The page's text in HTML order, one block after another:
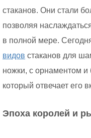
стаканов. Они стали
позволяя
в полной мере.
видов стаканов для
ножки, с орнаментом и
который отвечает его
Эпоха королей и